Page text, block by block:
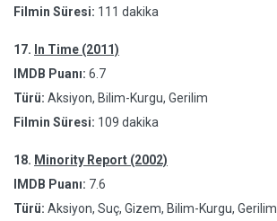
Filmin Süresi: 111 dakika
17. In Time (2011)
IMDB Puanı: 6.7
Türü: Aksiyon, Bilim-Kurgu, Gerilim
Filmin Süresi: 109 dakika
18. Minority Report (2002)
IMDB Puanı: 7.6
Türü: Aksiyon, Suç, Gizem, Bilim-Kurgu, Gerilim